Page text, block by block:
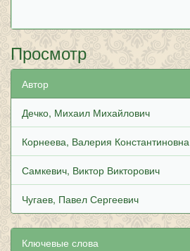
Просмотр
Автор
Дечко, Михаил Михайлович
Корнеева, Валерия Константиновна
Самкевич, Виктор Викторович
Чугаев, Павел Сергеевич
Ключевые слова